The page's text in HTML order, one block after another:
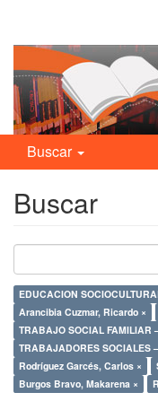
Buscar
Buscar
EDUCACION
Arancibia Cuzmar, Ricardo ×
TRABAJADORES SOCIALES
Rodríguez Garcés, Carlos ×
Burgos Bravo, Makarena ×